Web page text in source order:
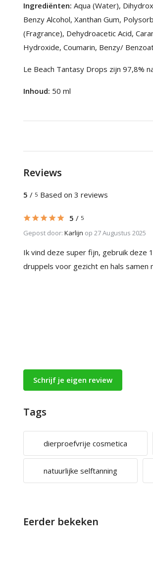
Ingrediënten: Aqua (Water),
Benzy Alcohol, Xanthan Gum,
(Fragrance), Dehydroacetic Acid,
Hydroxide, Coumarin, Benzy/
Le Beach Tantasy Drops zijn 97,8%
Inhoud: 50 ml
Reviews
5 / 5 Based on 3 reviews
5 / 5
Gepost door: Karlijn op 27 Augustus 2025
Ik vind deze super fijn, gebruik deze
druppels voor gezicht en hals samen
Schrijf je eigen review
Tags
dierproefvrije cosmetica
natuurlijke selftanning
Eerder bekeken